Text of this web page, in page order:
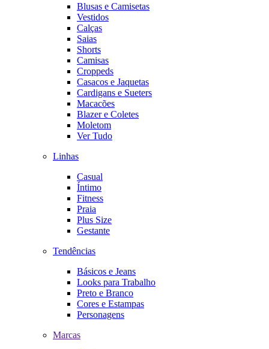
Blusas e Camisetas
Vestidos
Calças
Saias
Shorts
Camisas
Croppeds
Casacos e Jaquetas
Cardigans e Sueters
Macacões
Blazer e Coletes
Moletom
Ver Tudo
Linhas
Casual
Íntimo
Fitness
Praia
Plus Size
Gestante
Tendências
Básicos e Jeans
Looks para Trabalho
Preto e Branco
Cores e Estampas
Personagens
Marcas